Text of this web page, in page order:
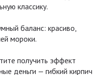
классику.
баланс: красиво,
мороки.
получить эффект
деньги — гибкий кирпич